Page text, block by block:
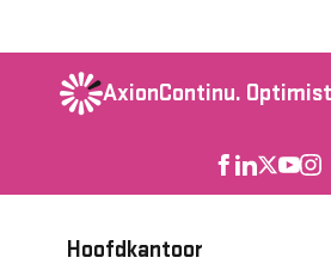
AxionContinu.
Hoofdkantoor